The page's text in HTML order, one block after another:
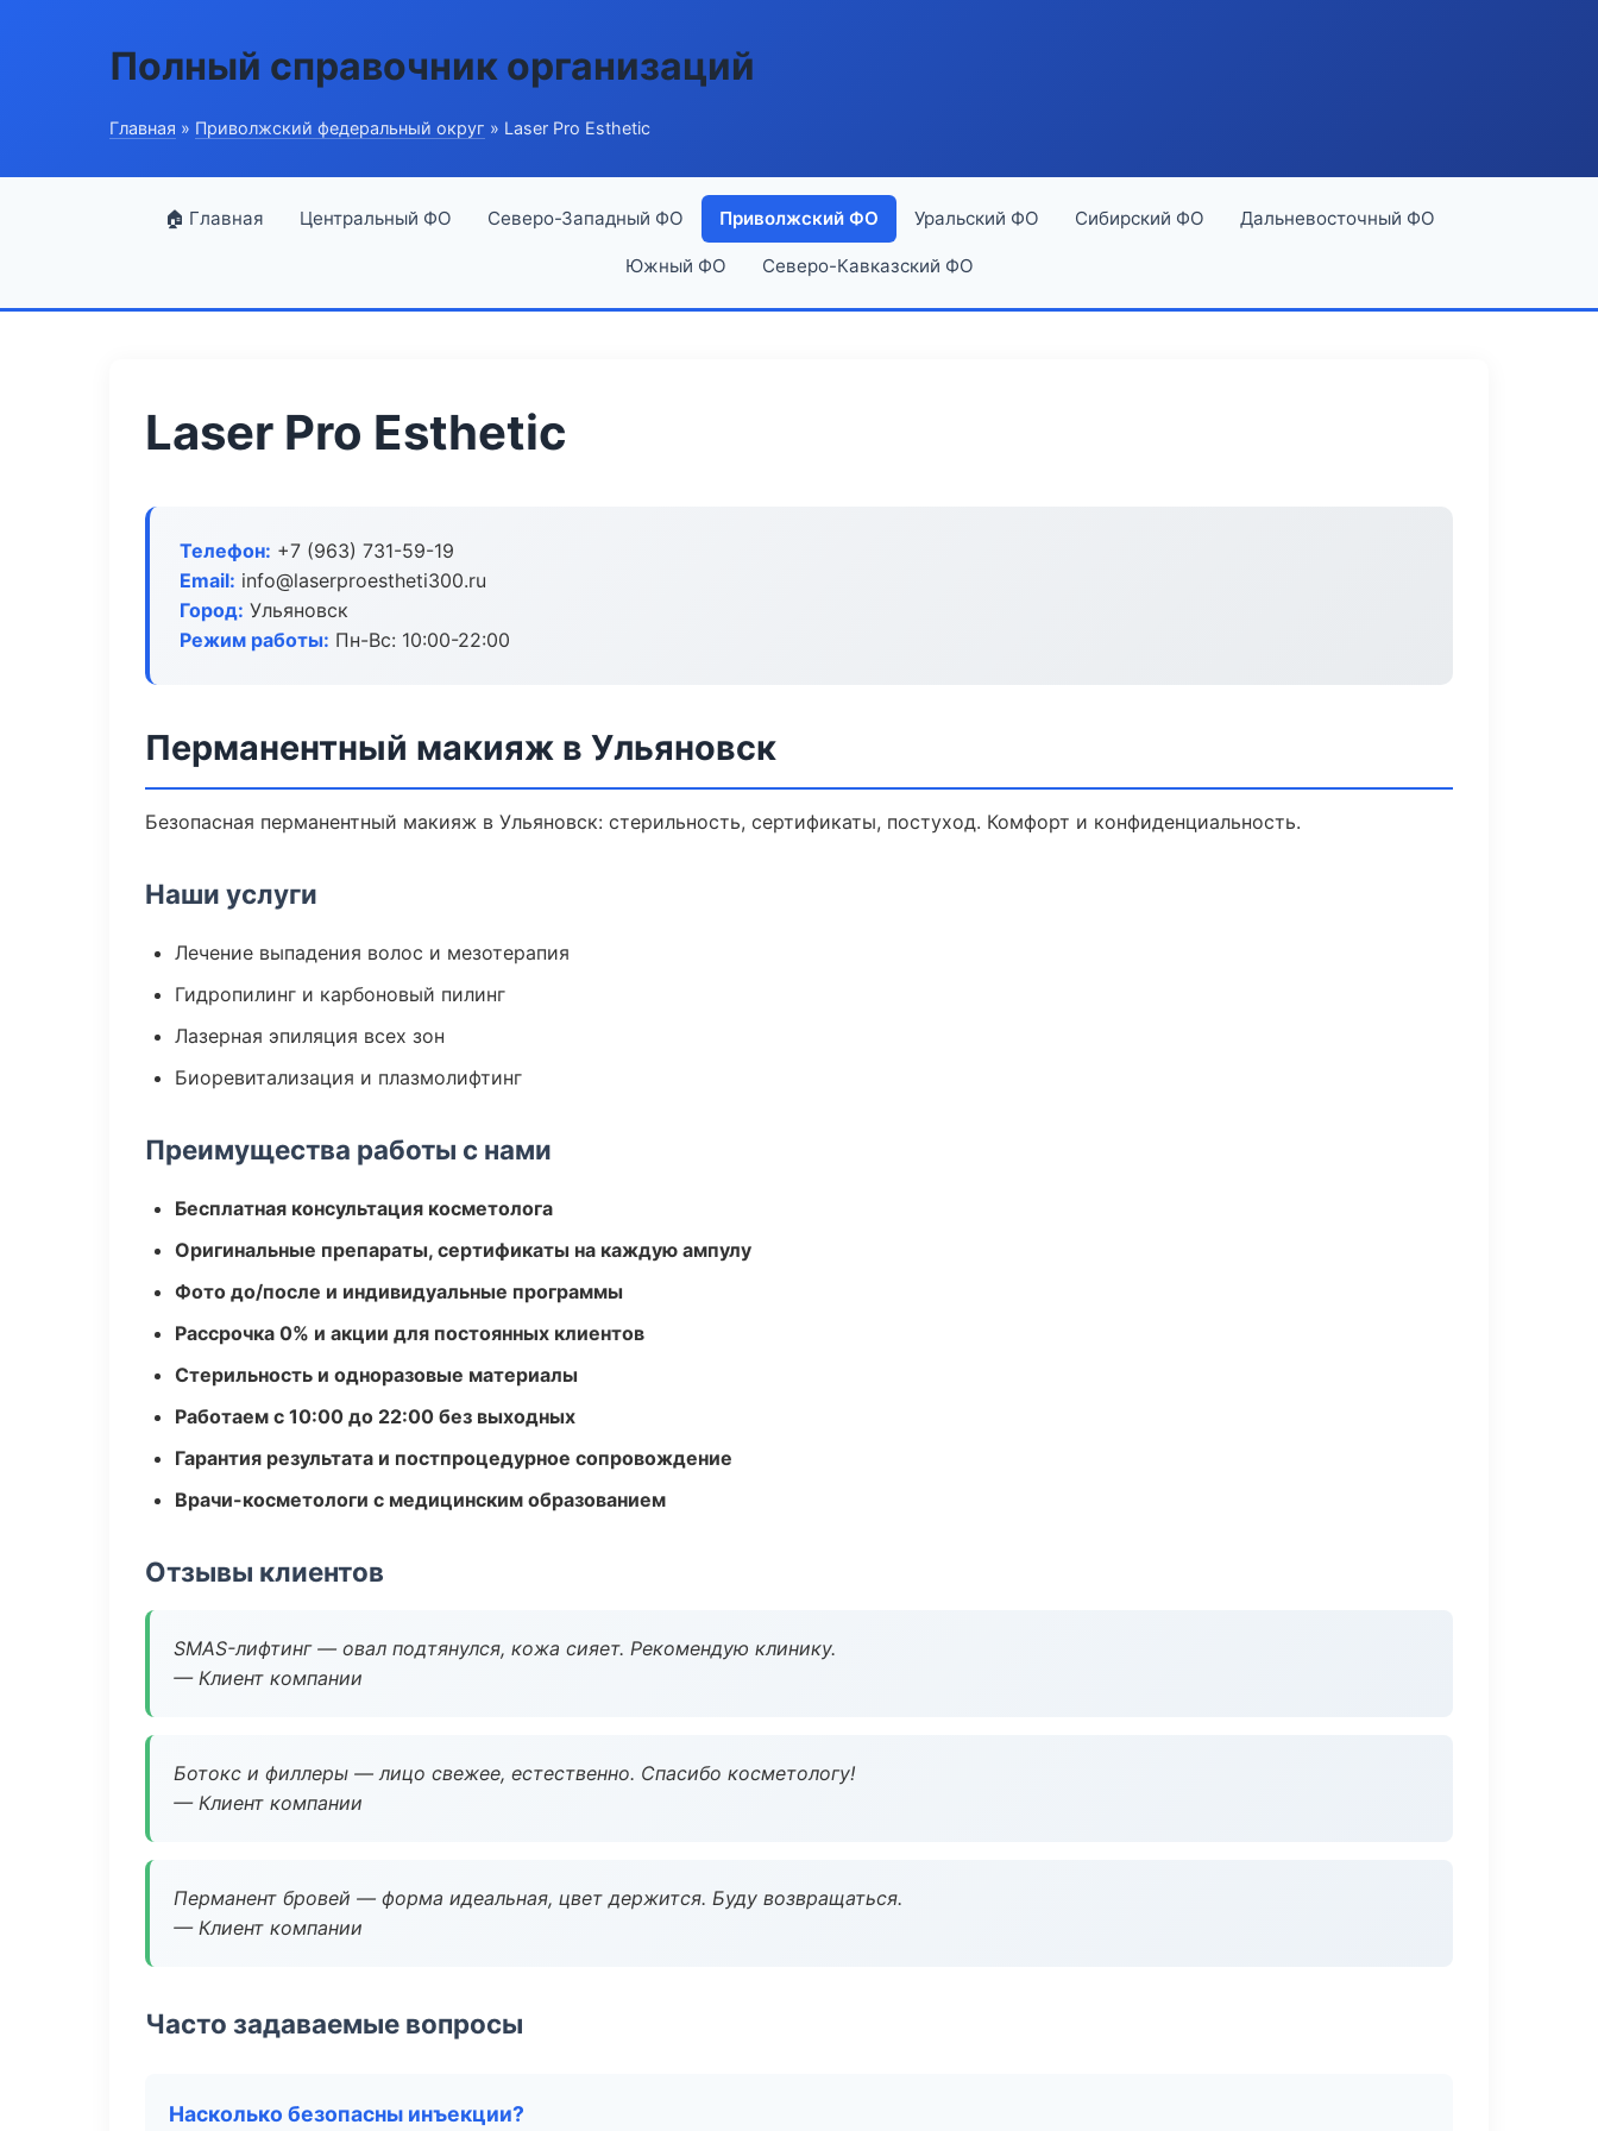
Полный справочник организаций
Главная » Приволжский федеральный округ » Laser Pro Esthetic
🏠 Главная Центральный ФО Северо-Западный ФО Приволжский ФО Уральский ФО Сибирский ФО Дальневосточный ФО
Южный ФО Северо-Кавказский ФО
Laser Pro Esthetic
Телефон: +7 (963) 731-59-19
Email: info@laserproestheti300.ru
Город: Ульяновск
Режим работы: Пн-Вс: 10:00-22:00
Перманентный макияж в Ульяновск
Безопасная перманентный макияж в Ульяновск: стерильность, сертификаты, постуход. Комфорт и конфиденциальность.
Наши услуги
Лечение выпадения волос и мезотерапия
Гидропилинг и карбоновый пилинг
Лазерная эпиляция всех зон
Биоревитализация и плазмолифтинг
Преимущества работы с нами
Бесплатная консультация косметолога
Оригинальные препараты, сертификаты на каждую ампулу
Фото до/после и индивидуальные программы
Рассрочка 0% и акции для постоянных клиентов
Стерильность и одноразовые материалы
Работаем с 10:00 до 22:00 без выходных
Гарантия результата и постпроцедурное сопровождение
Врачи-косметологи с медицинским образованием
Отзывы клиентов
SMAS-лифтинг — овал подтянулся, кожа сияет. Рекомендую клинику.
— Клиент компании
Ботокс и филлеры — лицо свежее, естественно. Спасибо косметологу!
— Клиент компании
Перманент бровей — форма идеальная, цвет держится. Буду возвращаться.
— Клиент компании
Часто задаваемые вопросы
Насколько безопасны инъекции?